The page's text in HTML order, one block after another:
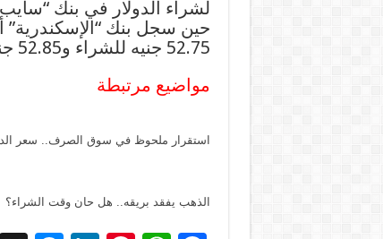
حين سجل بنك
52.75 جنيه للشراء و52.85 جنيه للبيع.
مواضيع مرتبطة
استقرار ملحوظ في سوق الصرف.. سعر الدولار يثبت
الذهب يفقد بريقه.. هل حان وقت الشراء؟